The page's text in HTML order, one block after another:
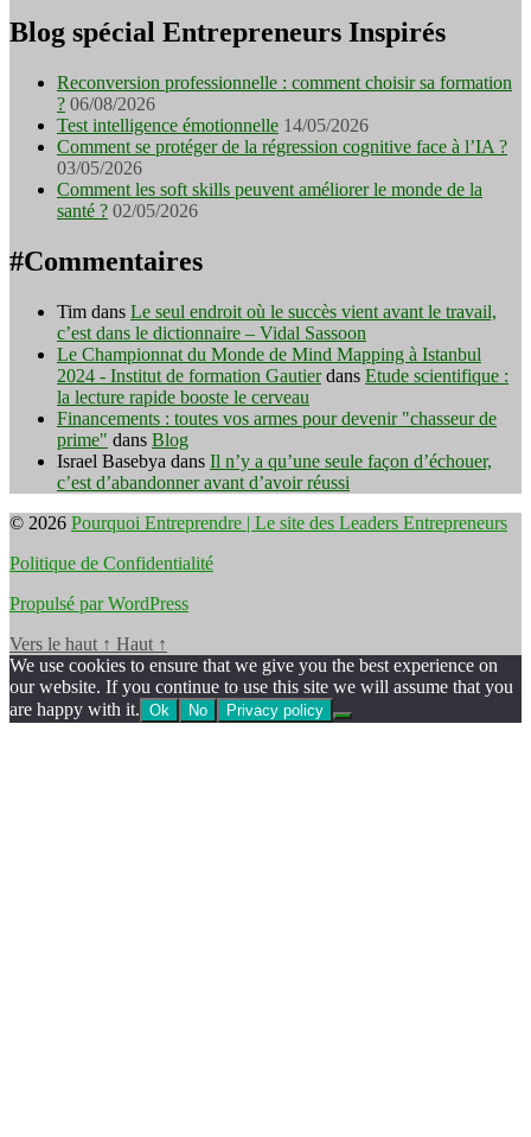
Blog spécial Entrepreneurs Inspirés
Reconversion professionnelle : comment choisir sa formation
? 06/08/2026
Test intelligence émotionnelle 14/05/2026
Comment se protéger de la régression cognitive face à l’IA ?
03/05/2026
Comment les soft skills peuvent améliorer le monde de la
santé ? 02/05/2026
#Commentaires
Tim dans Le seul endroit où le succès vient avant le travail,
c’est dans le dictionnaire – Vidal Sassoon
Le Championnat du Monde de Mind Mapping à Istanbul
2024 - Institut de formation Gautierdans Etude scientifique :
la lecture rapide booste le cerveau
Financements : toutes vos armes pour devenir "chasseur de
prime" dans Blog
Israel Basebya dans Il n’y a qu’une seule façon d’échouer,
c’est d’abandonner avant d’avoir réussi
© 2026 Pourquoi Entreprendre | Le site des Leaders Entrepreneurs
Politique de Confidentialité
Propulsé par WordPress
Vers le haut ↑ Haut ↑
We use cookies to ensure that we give you the best experience on
our website. If you continue to use this site we will assume that you
are happy with it. Ok No Privacy policy